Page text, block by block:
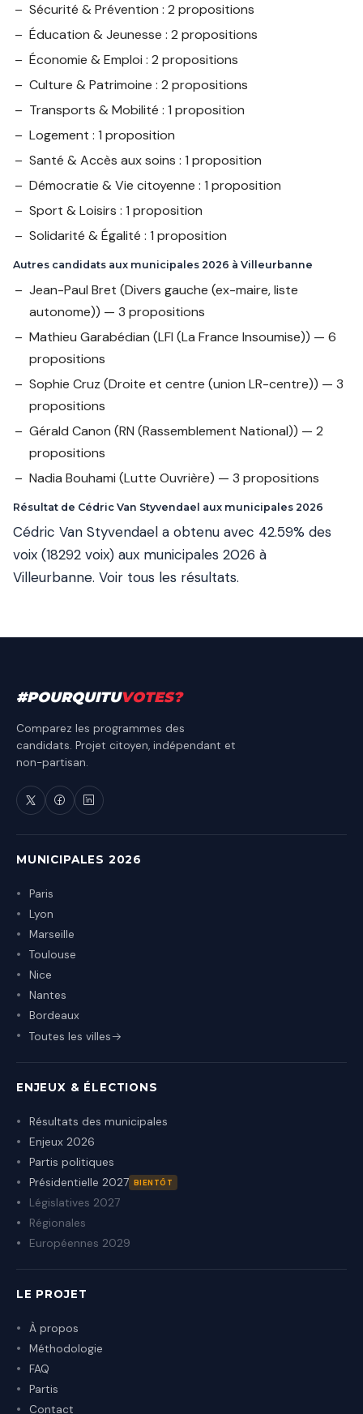
Sécurité & Prévention : 2 propositions
Éducation & Jeunesse : 2 propositions
Économie & Emploi : 2 propositions
Culture & Patrimoine : 2 propositions
Transports & Mobilité : 1 proposition
Logement : 1 proposition
Santé & Accès aux soins : 1 proposition
Démocratie & Vie citoyenne : 1 proposition
Sport & Loisirs : 1 proposition
Solidarité & Égalité : 1 proposition
Autres candidats aux municipales 2026 à Villeurbanne
Jean-Paul Bret (Divers gauche (ex-maire, liste
autonome)) — 3 propositions
Mathieu Garabédian (LFI (La France Insoumise)) — 6
propositions
Sophie Cruz (Droite et centre (union LR-centre)) — 3
propositions
Gérald Canon (RN (Rassemblement National)) — 2
propositions
Nadia Bouhami (Lutte Ouvrière) — 3 propositions
Résultat de Cédric Van Styvendael aux municipales 2026
Cédric Van Styvendael a obtenu avec 42.59% des
voix (18292 voix) aux municipales 2026 à
Villeurbanne. Voir tous les résultats.
#POURQUITUVOTES?
Comparez les programmes des
candidats. Projet citoyen, indépendant et
non-partisan.
MUNICIPALES 2026
Paris
Lyon
Marseille
Toulouse
Nice
Nantes
Bordeaux
Toutes les villes
ENJEUX & ÉLECTIONS
Résultats des municipales
Enjeux 2026
Partis politiques
Présidentielle 2027 BIENTÔT
Législatives 2027
Régionales
Européennes 2029
LE PROJET
À propos
Méthodologie
FAQ
Partis
Contact